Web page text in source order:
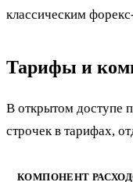
классическим
Тарифы и
В открытом доступе
строчек в тарифах,
КОМПОНЕНТ